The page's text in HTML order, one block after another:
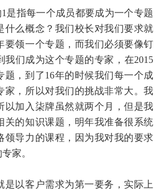
指每一个成员都要成为一个专题
什么概念？我们校长对我们要求就
要领一个专题，而我们必须要像钉
我们成为这个专题的专家，在2015
题，到了16年的时候我们每一个成
家，所以对我们的挑战非常大。我
以加入柒牌虽然就两个月，但是我
关的知识课题，明年我准备很系统
领导力的课程，因为我对我的要求
家。
以客户需求为第一要务，实际上